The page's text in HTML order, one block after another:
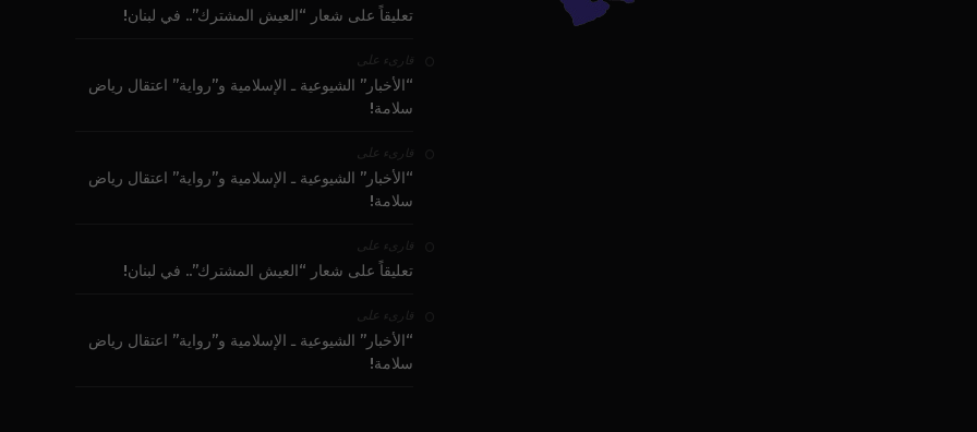
تعليقاً على شعار “العيش المشترك”.. في لبنان!
قارىء على
“الأخبار” الشيوعية ـ الإسلامية و”رواية” اعتقال رياض
سلامة!
قارىء على
“الأخبار” الشيوعية ـ الإسلامية و”رواية” اعتقال رياض
سلامة!
قارىء على
تعليقاً على شعار “العيش المشترك”.. في لبنان!
قارىء على
“الأخبار” الشيوعية ـ الإسلامية و”رواية” اعتقال رياض
سلامة!